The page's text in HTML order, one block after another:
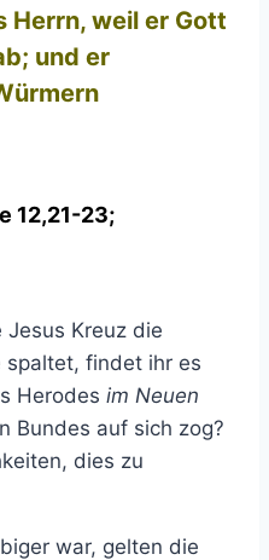
Herrn, weil er Gott
und er
12,21-23;
Kreuz die
spaltet, findet ihr es
Herodes im Neuen
Bundes auf sich zog?
dies zu
war, gelten die